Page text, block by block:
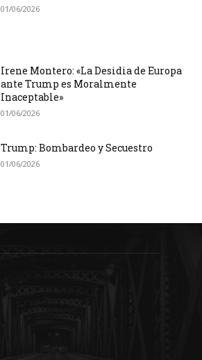
01/06/2026
Irene Montero: «La Desidia de Europa
ante Trump es Moralmente
Inaceptable»
01/06/2026
Trump: Bombardeo y Secuestro
01/06/2026